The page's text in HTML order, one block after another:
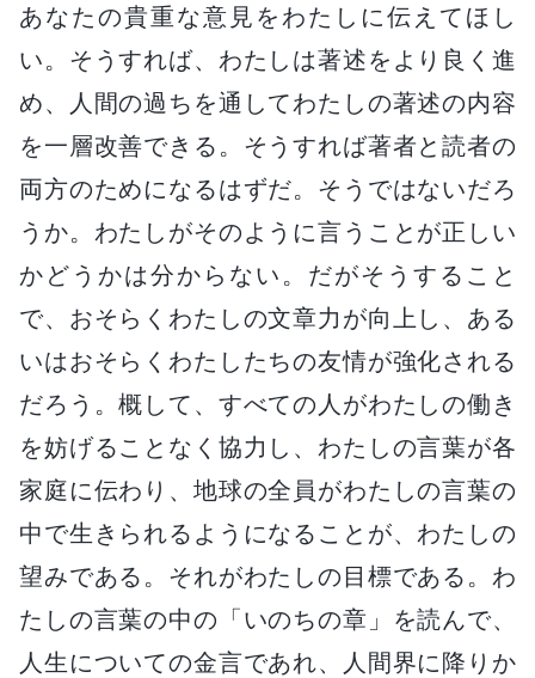
あなたの貴重な意見をわたしに伝えてほし
い。そうすれば、わたしは著述をより良く進
め、人間の過ちを通してわたしの著述の内容
を一層改善できる。そうすれば著者と読者の
両方のためになるはずだ。そうではないだろ
うか。わたしがそのように言うことが正しい
かどうかは分からない。だがそうすること
で、おそらくわたしの文章力が向上し、ある
いはおそらくわたしたちの友情が強化される
だろう。概して、すべての人がわたしの働き
を妨げることなく協力し、わたしの言葉が各
家庭に伝わり、地球の全員がわたしの言葉の
中で生きられるようになることが、わたしの
望みである。それがわたしの目標である。わ
たしの言葉の中の「いのちの章」を読んで、
人生についての金言であれ、人間界に降りか